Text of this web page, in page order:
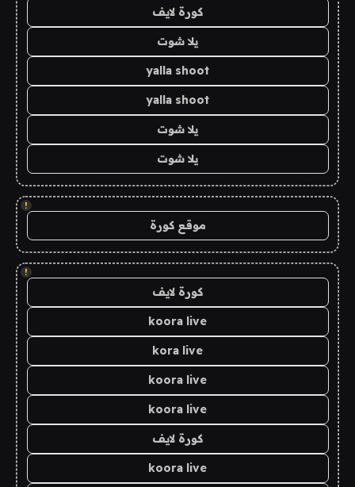
كورة لايف
يلا شوت
yalla shoot
yalla shoot
يلا شوت
يلا شوت
!
موقع كورة
!
كورة لايف
koora live
kora live
koora live
koora live
كورة لايف
koora live